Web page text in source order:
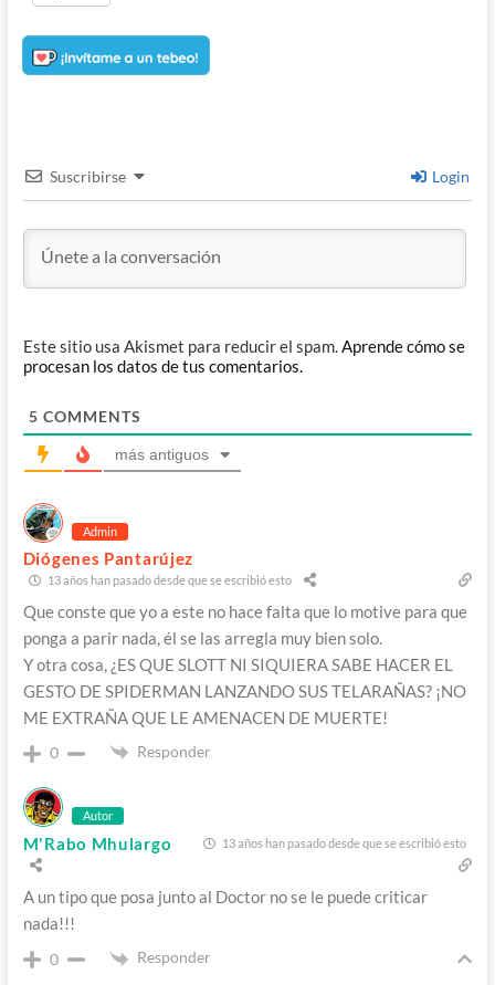
Suscribirse Login
Este sitio usa Akismet para reducir el spam.Aprende cómo se
procesan los datos de tus comentarios.
5 COMMENTS
más antiguos
Admin
Diógenes Pantarújez
13 años han pasado desde que se escribió esto
Que conste que yo a este no hace falta que lo motive para que
ponga a parir nada, él se las arregla muy bien solo.
Y otra cosa, ¿ES QUE SLOTT NI SIQUIERA SABE HACER EL
GESTO DE SPIDERMAN LANZANDO SUS TELARAÑAS? ¡NO
ME EXTRAÑA QUE LE AMENACEN DE MUERTE!
0 Responder
Autor
M'Rabo Mhulargo 13 años han pasado desde que se escribió esto
A un tipo que posa junto al Doctor no se le puede criticar
nada!!!
0 Responder